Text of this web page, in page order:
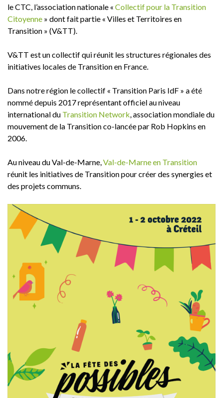
le CTC, l’association nationale « Collectif pour la Transition
Citoyenne » dont fait partie « Villes et Territoires en
Transition » (V&TT).
V&TT est un collectif qui réunit les structures régionales des
initiatives locales de Transition en France.
Dans notre région le collectif « Transition Paris IdF » a été
nommé depuis 2017 représentant officiel au niveau
international du Transition Network , association mondiale du
mouvement de la Transition co-lancée par Rob Hopkins en
2006.
Au niveau du Val-de-Marne, Val-de-Marne en Transition
réunit les initiatives de Transition pour créer des synergies et
des projets communs.